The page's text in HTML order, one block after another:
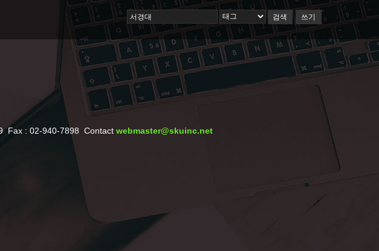
검색 쓰기
Fax : 02-940-7898 Contactwebmaster@skuinc.net